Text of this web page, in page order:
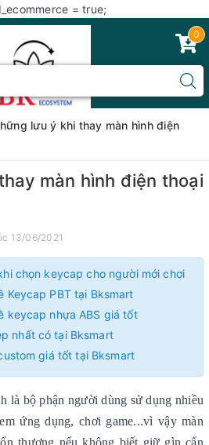
= true;
0
lưu ý khi thay màn hình điện
màn hình điện thoại
13/06/2021
chọn keycap cho người mới chơi
Keycap PBT tại Bksmart
keycap nhựa ABS giá tốt
nhất có tại Bksmart
giá tốt tại Bksmart
là bộ phận người dùng sử dụng nhiều
ứng dụng, chơi game...vì vậy màn
thương nếu không biết giữ gìn cẩn